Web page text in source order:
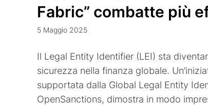
Fabric” combatte più
5 Maggio 2025
Il Legal Entity Identifier (LEI) sta
sicurezza nella finanza globale.
supportata dalla Global Legal Entity
OpenSanctions, dimostra in modo